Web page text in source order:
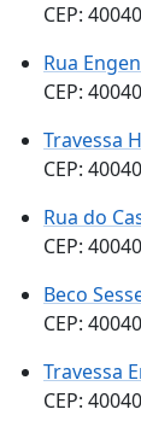
CEP:
Rua
CEP:
Travessa
CEP:
Rua do
CEP:
Beco
CEP:
Travessa
CEP: